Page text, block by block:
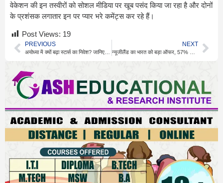
वेकेशन की इन तस्वीरों को सोशल मीडिया पर खूब पसंद किया जा रहा है और दोनों
के प्रशंसक लगातार इन पर प्यार भरे कमेंट्स कर रहे हैं।
Post Views: 19
PREVIOUS NEXT